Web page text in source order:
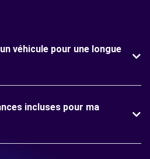
véhicule pour une longue
incluses pour ma